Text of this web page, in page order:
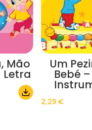
Mão Um
Bebé
2,29 €